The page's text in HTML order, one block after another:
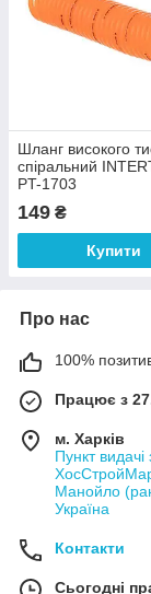
Шланг високого
спіральний
PT-1703
149 ₴
Купити
Про нас
100%
Працює з
м. Харків
Пункт
Манойло
Україна
Контакти
Сьогодні